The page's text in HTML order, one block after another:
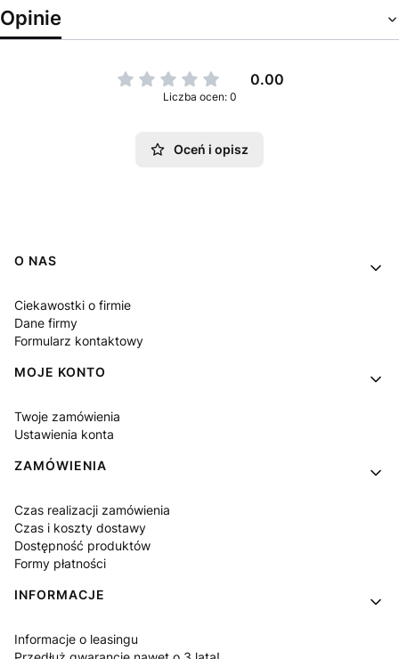
Opinie
0.00
Liczba ocen: 0
Oceń i opisz
Linki w stopce
O NAS
Ciekawostki o firmie
Dane firmy
Formularz kontaktowy
MOJE KONTO
Twoje zamówienia
Ustawienia konta
ZAMÓWIENIA
Czas realizacji zamówienia
Czas i koszty dostawy
Dostępność produktów
Formy płatności
INFORMACJE
Informacje o leasingu